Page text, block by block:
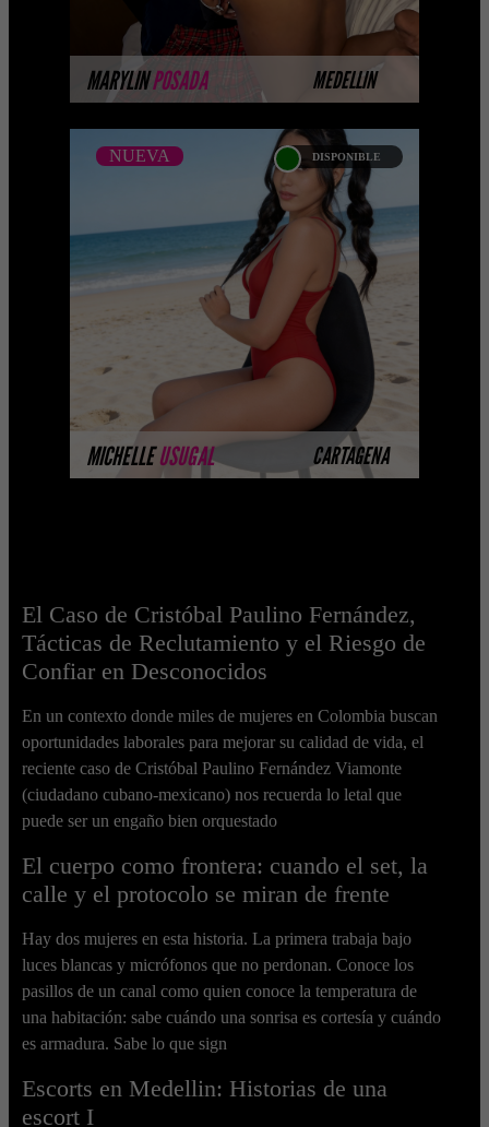
MARYLINPOSADA MEDELLIN
MÁS INFORMACIÓN
MICHELLEUSUGAL CARTAGENA
NUEVA DISPONIBLE
NUEVA
Platinum Esta modelo pertenece a
nuestro Catálogo Privado Platinum.
Selección privada de modelos con un
nivel de belleza y perform ...
MÁS INFORMACIÓN
El Caso de Cristóbal Paulino Fernández,
Tácticas de Reclutamiento y el Riesgo de
Confiar en Desconocidos
En un contexto donde miles de mujeres en Colombia buscan
oportunidades laborales para mejorar su calidad de vida, el
reciente caso de Cristóbal Paulino Fernández Viamonte
(ciudadano cubano-mexicano) nos recuerda lo letal que
puede ser un engaño bien orquestado
El cuerpo como frontera: cuando el set, la
calle y el protocolo se miran de frente
Hay dos mujeres en esta historia. La primera trabaja bajo
luces blancas y micrófonos que no perdonan. Conoce los
pasillos de un canal como quien conoce la temperatura de
una habitación: sabe cuándo una sonrisa es cortesía y cuándo
es armadura. Sabe lo que sign
Escorts en Medellin: Historias de una
escort I